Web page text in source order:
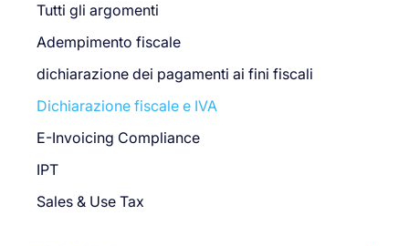
Tutti gli argomenti
Adempimento fiscale
dichiarazione dei pagamenti ai fini fiscali
Dichiarazione fiscale e IVA
E-Invoicing Compliance
IPT
Sales & Use Tax